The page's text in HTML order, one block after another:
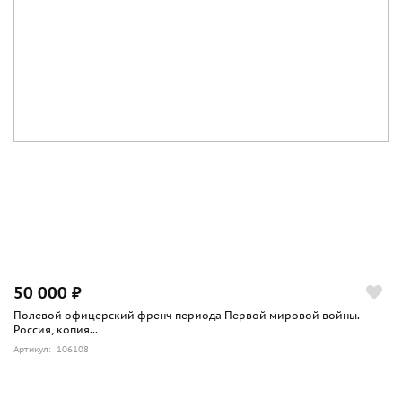
50 000 ₽
Полевой офицерский френч периода Первой мировой войны.
Россия, копия...
Артикул: 106108